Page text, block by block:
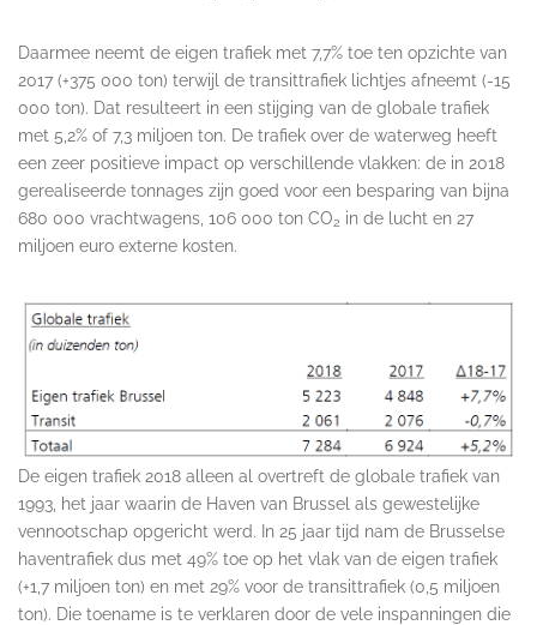
Daarmee neemt de eigen trafiek met 7,7% toe ten opzichte van
2017 (+375 000 ton) terwijl de transittrafiek lichtjes afneemt (-15
000 ton). Dat resulteert in een stijging van de globale trafiek
met 5,2% of 7,3 miljoen ton. De trafiek over de waterweg heeft
een zeer positieve impact op verschillende vlakken: de in 2018
gerealiseerde tonnages zijn goed voor een besparing van bijna
680 000 vrachtwagens, 106 000 ton CO2 in de lucht en 27
miljoen euro externe kosten.
De eigen trafiek 2018 alleen al overtreft de globale trafiek van
1993, het jaar waarin de Haven van Brussel als gewestelijke
vennootschap opgericht werd. In 25 jaar tijd nam de Brusselse
haventrafiek dus met 49% toe op het vlak van de eigen trafiek
(+1,7 miljoen ton) en met 29% voor de transittrafiek (0,5 miljoen
ton). Die toename is te verklaren door de vele inspanningen die